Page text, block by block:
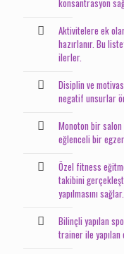
konsantrasyon
Aktivitelere ek
hazırlanır. Bu
ilerler.
Disiplin ve
negatif unsurlar
Monoton bir
eğlenceli bir
Özel fitness
takibini
yapılmasını sağlar.
Bilinçli yapılan
trainer ile yapılan